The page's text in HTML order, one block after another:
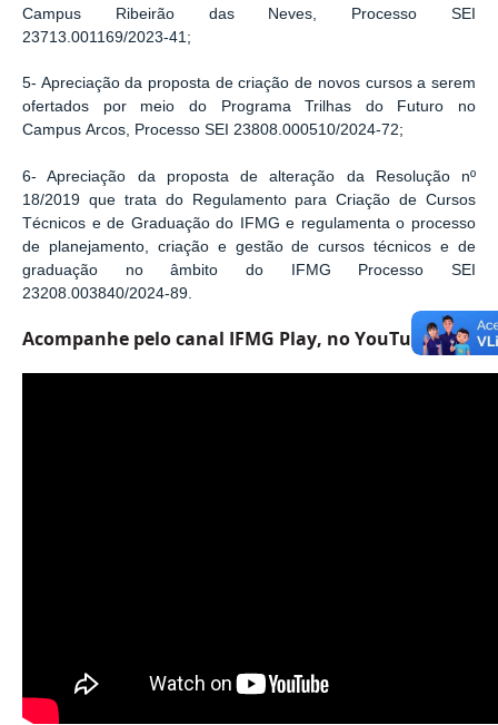
Campus Ribeirão das Neves, Processo SEI
23713.001169/2023-41;
5- Apreciação da proposta de criação de novos cursos a serem
ofertados por meio do Programa Trilhas do Futuro no
Campus Arcos, Processo SEI 23808.000510/2024-72;
6- Apreciação da proposta de alteração da Resolução nº
18/2019 que trata do Regulamento para Criação de Cursos
Técnicos e de Graduação do IFMG e regulamenta o processo
de planejamento, criação e gestão de cursos técnicos e de
graduação no âmbito do IFMG Processo SEI
23208.003840/2024-89.
Acompanhe pelo canal IFMG Play, no YouTube